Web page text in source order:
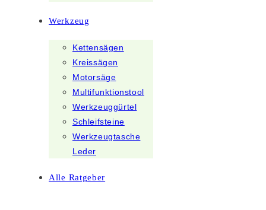
Werkzeug
Kettensägen
Kreissägen
Motorsäge
Multifunktionstool
Werkzeuggürtel
Schleifsteine
Werkzeugtasche
Leder
Alle Ratgeber